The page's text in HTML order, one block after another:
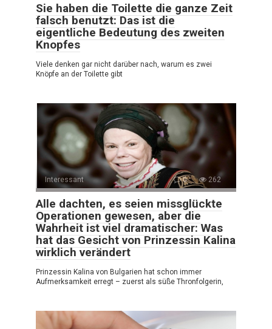
Sie haben die Toilette die ganze Zeit
falsch benutzt: Das ist die
eigentliche Bedeutung des zweiten
Knopfes
Viele denken gar nicht darüber nach, warum es zwei
Knöpfe an der Toilette gibt
Interessant 0 262
Alle dachten, es seien missglückte
Operationen gewesen, aber die
Wahrheit ist viel dramatischer: Was
hat das Gesicht von Prinzessin Kalina
wirklich verändert
Prinzessin Kalina von Bulgarien hat schon immer
Aufmerksamkeit erregt – zuerst als süße Thronfolgerin,